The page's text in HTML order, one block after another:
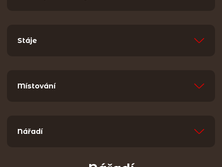
Stáje
Místování
Nářadí